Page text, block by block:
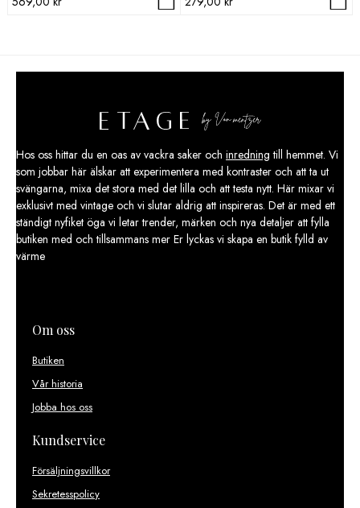
Hos oss hittar du en oas av vackra saker och inredning till hemmet. Vi
som jobbar här älskar att experimentera med kontraster och att ta ut
svängarna, mixa det stora med det lilla och att testa nytt. Här mixar vi
exklusivt med vintage och vi slutar aldrig att inspireras. Det är med ett
ständigt nyfiket öga vi letar trender, märken och nya detaljer att fylla
butiken med och tillsammans mer Er lyckas vi skapa en butik fylld av
värme
Om oss
Butiken
Vår historia
Jobba hos oss
Kundservice
Försäljningsvillkor
Sekretesspolicy